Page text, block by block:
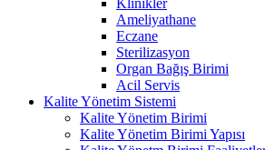
Ameliyathane
Eczane
Sterilizasyon
Organ Bağış Birimi
Acil Servis
Kalite Yönetim Sistemi
Kalite Yönetim Birimi
Kalite Yönetim Birimi Yapısı